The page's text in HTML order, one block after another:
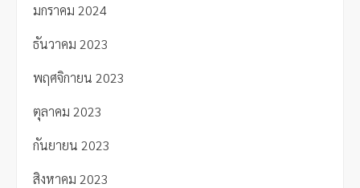
มกราคม 2024
ธันวาคม 2023
พฤศจิกายน 2023
ตุลาคม 2023
กันยายน 2023
สิงหาคม 2023